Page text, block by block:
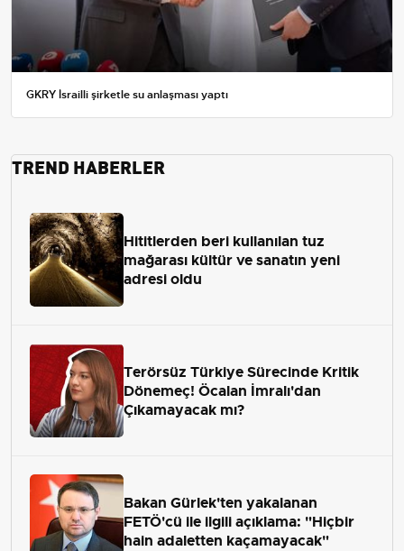
GKRY İsrailli şirketle su anlaşması yaptı
TREND HABERLER
Hititlerden beri kullanılan tuz
mağarası kültür ve sanatın yeni
adresi oldu
Terörsüz Türkiye Sürecinde Kritik
Dönemeç! Öcalan İmralı'dan
Çıkamayacak mı?
Bakan Gürlek'ten yakalanan
FETÖ'cü ile ilgili açıklama: "Hiçbir
hain adaletten kaçamayacak"